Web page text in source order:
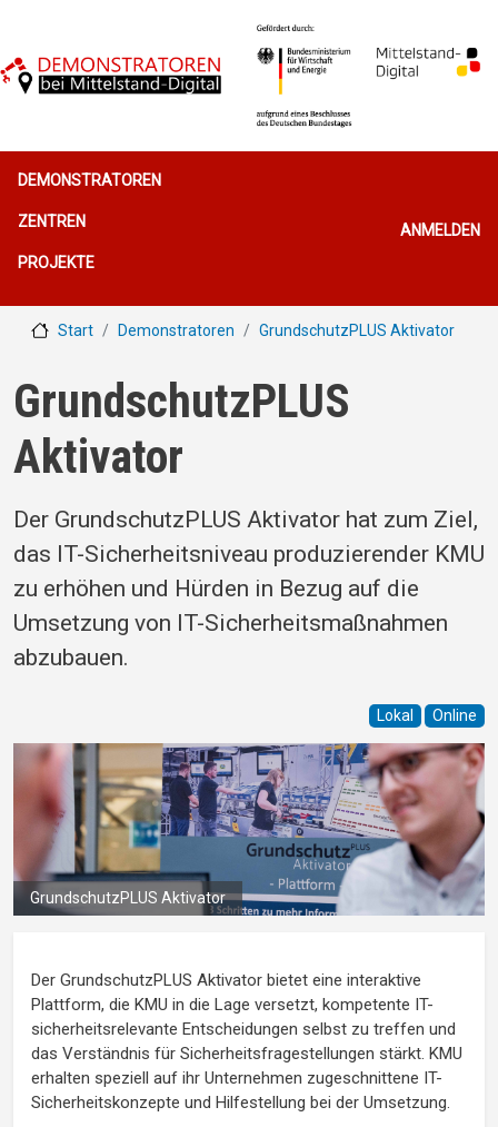
Hauptnavigation
DEMONSTRATOREN
ZENTREN
PROJEKTE
ANMELDEN
Start Demonstratoren GrundschutzPLUS Aktivator
GrundschutzPLUS
Aktivator
Der GrundschutzPLUS Aktivator hat zum Ziel,
das IT-Sicherheitsniveau produzierender KMU
zu erhöhen und Hürden in Bezug auf die
Umsetzung von IT-Sicherheitsmaßnahmen
abzubauen.
Lokal Online
GrundschutzPLUS Aktivator
Der GrundschutzPLUS Aktivator bietet eine interaktive
Plattform, die KMU in die Lage versetzt, kompetente IT-
sicherheitsrelevante Entscheidungen selbst zu treffen und
das Verständnis für Sicherheitsfragestellungen stärkt. KMU
erhalten speziell auf ihr Unternehmen zugeschnittene IT-
Sicherheitskonzepte und Hilfestellung bei der Umsetzung.